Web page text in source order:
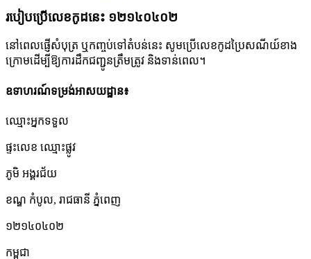
របៀបប្រើលេខកូដនេះ ១២១៤០៤០២
នៅពេលផ្ញើសំបុត្រ ឬកញ្ចប់ទៅតំបន់នេះ សូមប្រើលេខកូដប្រៃសណីយ៍ខាង
ក្រោមដើម្បីឱ្យការដឹកជញ្ជូនត្រឹមត្រូវ និងទាន់ពេល។
ឧទាហរណ៍ទម្រង់អាសយដ្ឋាន៖
ឈ្មោះអ្នកទទួល
ផ្ទះលេខ ឈ្មោះផ្លូវ
ភូមិ អង្គរជ័យ
ខណ្ឌ កំបូល, រាជធានី ភ្នំពេញ
១២១៤០៤០២
កម្ពុជា